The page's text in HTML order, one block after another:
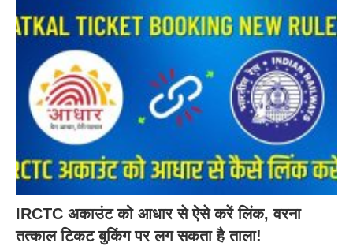
IRCTC अकाउंट को आधार से ऐसे करें लिंक, वरना
तत्काल टिकट बुकिंग पर लग सकता है ताला!